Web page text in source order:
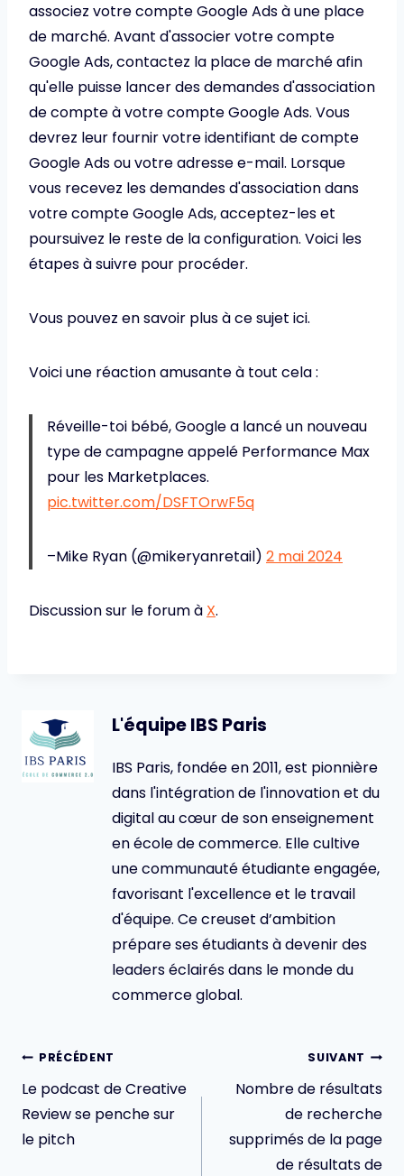
associez votre compte Google Ads à une place
de marché. Avant d'associer votre compte
Google Ads, contactez la place de marché afin
qu'elle puisse lancer des demandes d'association
de compte à votre compte Google Ads. Vous
devrez leur fournir votre identifiant de compte
Google Ads ou votre adresse e-mail. Lorsque
vous recevez les demandes d'association dans
votre compte Google Ads, acceptez-les et
poursuivez le reste de la configuration. Voici les
étapes à suivre pour procéder.
Vous pouvez en savoir plus à ce sujet ici.
Voici une réaction amusante à tout cela :
Réveille-toi bébé, Google a lancé un nouveau
type de campagne appelé Performance Max
pour les Marketplaces.
pic.twitter.com/DSFTOrwF5q
–Mike Ryan (@mikeryanretail) 2 mai 2024
Discussion sur le forum à X.
L'équipe IBS Paris
IBS Paris, fondée en 2011, est pionnière
dans l'intégration de l'innovation et du
digital au cœur de son enseignement
en école de commerce. Elle cultive
une communauté étudiante engagée,
favorisant l'excellence et le travail
d'équipe. Ce creuset d’ambition
prépare ses étudiants à devenir des
leaders éclairés dans le monde du
commerce global.
Navigation
de
l’article
PRÉCÉDENT
Le podcast de Creative
Review se penche sur
le pitch
SUIVANT
Nombre de résultats
de recherche
supprimés de la page
de résultats de